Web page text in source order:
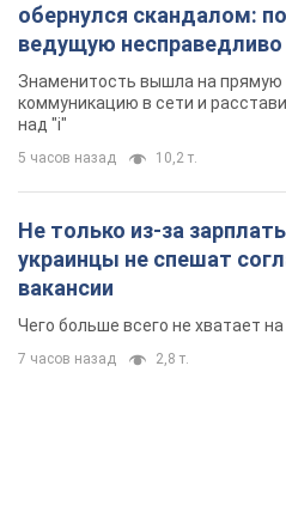
обернулся скандалом:
ведущую несправедливо
Знаменитость вышла на прямую
коммуникацию в сети и
над "i"
5 часов назад 10,2 т.
Не только из-за
украинцы не спешат
вакансии
Чего больше всего не хватает
7 часов назад 2,8 т.